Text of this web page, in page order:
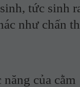
tức sinh
như chấn
của cằm